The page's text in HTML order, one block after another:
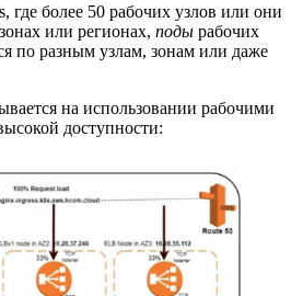
где более 50 рабочих узлов или они
или регионах, поды рабочих
по разным узлам, зонам или даже
на использовании рабочими
доступности: